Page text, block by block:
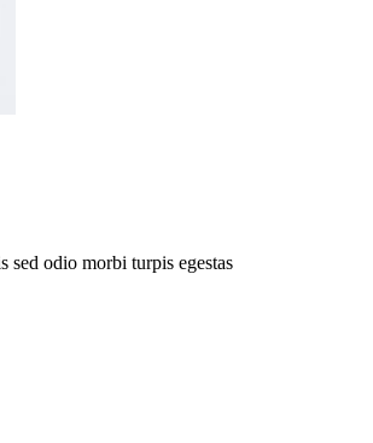
sed odio morbi turpis egestas